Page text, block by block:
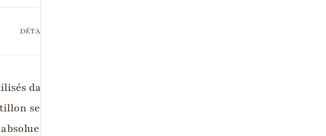
DÉTAILS TECHNIQUES
dans les pays chauds, du fait de leur fraîcheur
serré signifient qu’ils plient moins. On les
et adaptés aux tenues de cérémonie.